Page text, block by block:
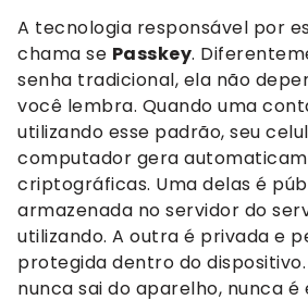
A tecnologia responsável por
chama se Passkey.
senha tradicional, ela não
você lembra. Quando uma
utilizando esse padrão, seu
computador gera
criptográficas. Uma delas é
armazenada no servidor do
utilizando. A outra é privada e
protegida dentro do dispositivo.
nunca sai do aparelho, nunca é